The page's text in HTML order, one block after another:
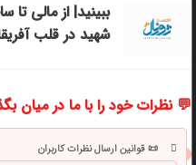
ببینید| از مالی تا
شهید در قلب آفریقا
💬 نظرات خود را با ما در میان
📜 قوانین ارسال نظرات کاربران